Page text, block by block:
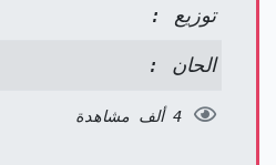
توزيع :
الحان :
4 ألف مشاهدة